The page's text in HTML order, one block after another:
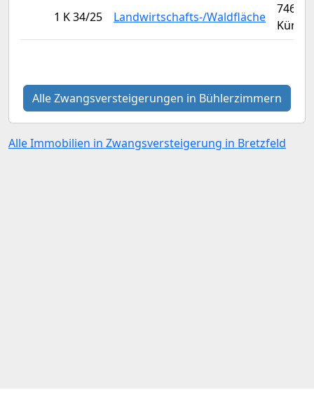
1 K 34/25 Landwirtschafts-/Waldfläche
74653
Alle Zwangsversteigerungen in Bühlerzimmern
Alle Immobilien in Zwangsversteigerung in Bretzfeld